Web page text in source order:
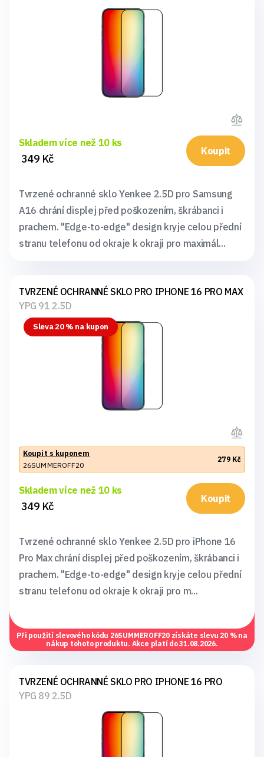
Skladem více než 10 ks
349 Kč
Koupit
Tvrzené ochranné sklo Yenkee 2.5D pro Samsung
A16 chrání displej před poškozením, škrábanci i
prachem. "Edge-to-edge" design kryje celou přední
stranu telefonu od okraje k okraji pro maximál...
TVRZENÉ OCHRANNÉ SKLO PRO IPHONE 16 PRO MAX
YPG 91 2.5D
Sleva 20 % na kupon
Koupit s kuponem
26SUMMEROFF20
279 Kč
Skladem více než 10 ks
349 Kč
Koupit
Tvrzené ochranné sklo Yenkee 2.5D pro iPhone 16
Pro Max chrání displej před poškozením, škrábanci i
prachem. "Edge-to-edge" design kryje celou přední
stranu telefonu od okraje k okraji pro m...
Při použití slevového kódu 26SUMMEROFF20 získáte slevu 20 % na
nákup tohoto produktu. Akce platí do 31.08.2026.
TVRZENÉ OCHRANNÉ SKLO PRO IPHONE 16 PRO
YPG 89 2.5D